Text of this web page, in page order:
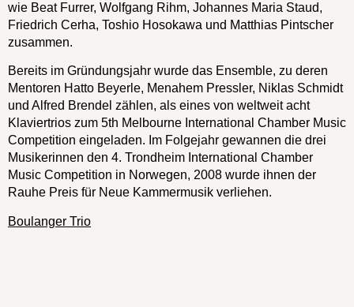
wie Beat Furrer, Wolfgang Rihm, Johannes Maria Staud,
Friedrich Cerha, Toshio Hosokawa und Matthias Pintscher
zusammen.
Bereits im Gründungsjahr wurde das Ensemble, zu deren
Mentoren Hatto Beyerle, Menahem Pressler, Niklas Schmidt
und Alfred Brendel zählen, als eines von weltweit acht
Klaviertrios zum 5th Melbourne International Chamber Music
Competition eingeladen. Im Folgejahr gewannen die drei
Musikerinnen den 4. Trondheim International Chamber
Music Competition in Norwegen, 2008 wurde ihnen der
Rauhe Preis für Neue Kammermusik verliehen.
Boulanger Trio